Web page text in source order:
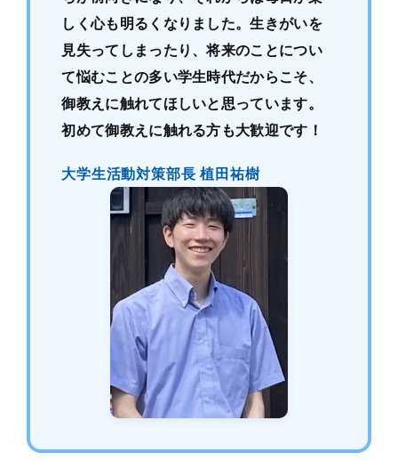
しく心も明るくなりました。生きがいを
見失ってしまったり、将来のことについ
て悩むことの多い学生時代だからこそ、
御教えに触れてほしいと思っています。
初めて御教えに触れる方も大歓迎です！
大学生活動対策部長 植田祐樹